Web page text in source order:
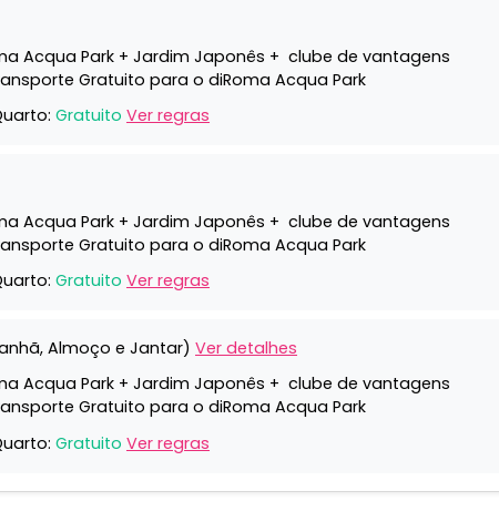
Acqua Park + Jardim Japonês + clube de vantagens
Gratuito para o diRoma Acqua Park
Gratuito Ver regras
Acqua Park + Jardim Japonês + clube de vantagens
Gratuito para o diRoma Acqua Park
Gratuito Ver regras
Almoço e Jantar) Ver detalhes
Acqua Park + Jardim Japonês + clube de vantagens
Gratuito para o diRoma Acqua Park
Gratuito Ver regras